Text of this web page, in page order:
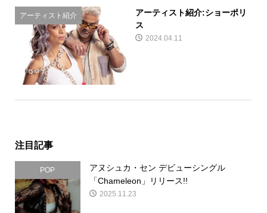
アーティスト紹介
アーティスト紹介:ショーポリ
ス
2024.04.11
注目記事
POP
アヌシュカ・セン デビューシングル
「Chameleon」リリース!!
2025.11.23